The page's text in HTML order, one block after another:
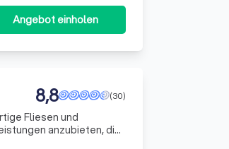
Angebot einholen
(30)
8,8
Fliesen und
anzubieten, die